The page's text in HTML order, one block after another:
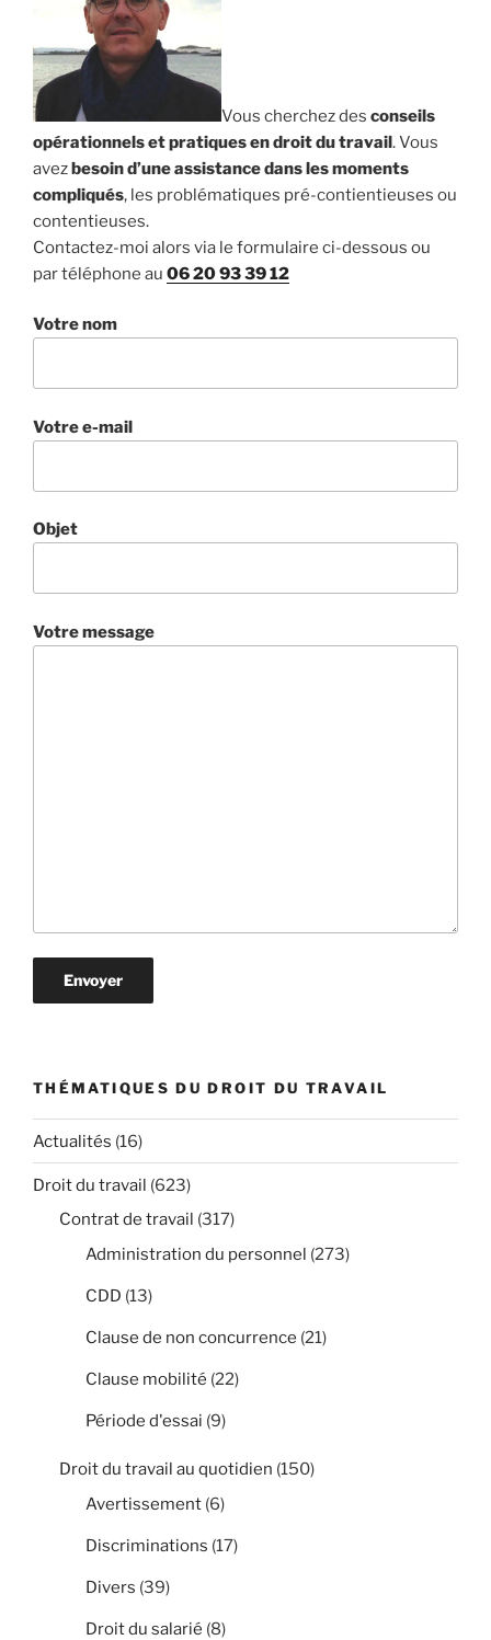
Vous cherchez des conseils
opérationnels et pratiques en droit du travail. Vous
avezbesoin d’une assistance dans les moments
compliqués, les problématiques pré-contientieuses ou
contentieuses.
Contactez-moi alors via le formulaire ci-dessous ou
par téléphone au 06 20 93 39 12
Votre nom
Votre e-mail
Objet
Votre message
THÉMATIQUES DU DROIT DU TRAVAIL
Actualités (16)
Droit du travail (623)
Contrat de travail (317)
Administration du personnel (273)
CDD (13)
Clause de non concurrence (21)
Clause mobilité (22)
Période d'essai (9)
Droit du travail au quotidien (150)
Avertissement (6)
Discriminations (17)
Divers (39)
Droit du salarié (8)